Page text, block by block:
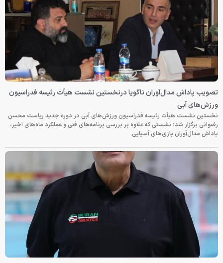
تصویب پاداش مدال‌آوران ناگویا درنخستین نشست هیأت رئیسه فدراسیون
ورزش‌های آبی
نخستین نشست هیأت رئیسه فدراسیون ورزش‌های آبی در دوره جدید ریاست محسن
رضوانی برگزار شد؛ نشستی که علاوه بر بررسی برنامه‌های فنی و عملکرد ماه‌های اخیر،
پاداش مدال‌آوران بازی‌های آسیایی